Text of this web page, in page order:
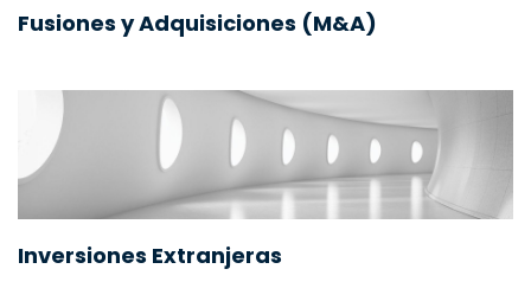
Fusiones y Adquisiciones (M&A)
Inversiones Extranjeras